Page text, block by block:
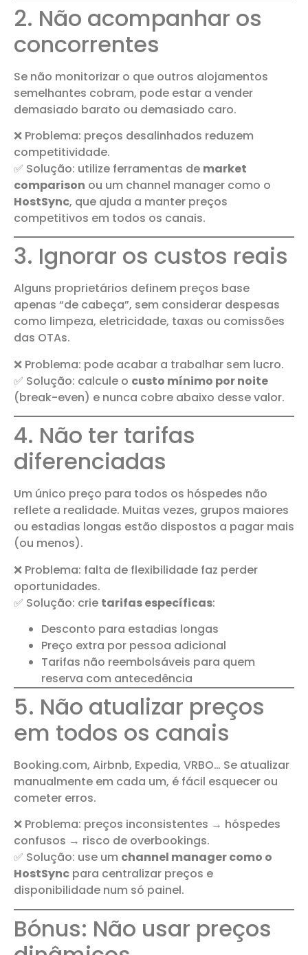
2. Não acompanhar os
concorrentes
Se não monitorizar o que outros alojamentos
semelhantes cobram, pode estar a vender
demasiado barato ou demasiado caro.
❌ Problema: preços desalinhados reduzem
competitividade.
✅ Solução: utilize ferramentas de market
comparison ou um channel manager como o
HostSync, que ajuda a manter preços
competitivos em todos os canais.
3. Ignorar os custos reais
Alguns proprietários definem preços base
apenas “de cabeça”, sem considerar despesas
como limpeza, eletricidade, taxas ou comissões
das OTAs.
❌ Problema: pode acabar a trabalhar sem lucro.
✅ Solução: calcule o custo mínimo por noite
(break-even) e nunca cobre abaixo desse valor.
4. Não ter tarifas
diferenciadas
Um único preço para todos os hóspedes não
reflete a realidade. Muitas vezes, grupos maiores
ou estadias longas estão dispostos a pagar mais
(ou menos).
❌ Problema: falta de flexibilidade faz perder
oportunidades.
✅ Solução: crie tarifas específicas:
Desconto para estadias longas
Preço extra por pessoa adicional
Tarifas não reembolsáveis para quem
reserva com antecedência
5. Não atualizar preços
em todos os canais
Booking.com, Airbnb, Expedia, VRBO… Se atualizar
manualmente em cada um, é fácil esquecer ou
cometer erros.
❌ Problema: preços inconsistentes → hóspedes
confusos → risco de overbookings.
✅ Solução: use um channel manager como o
HostSync para centralizar preços e
disponibilidade num só painel.
Bónus: Não usar preços